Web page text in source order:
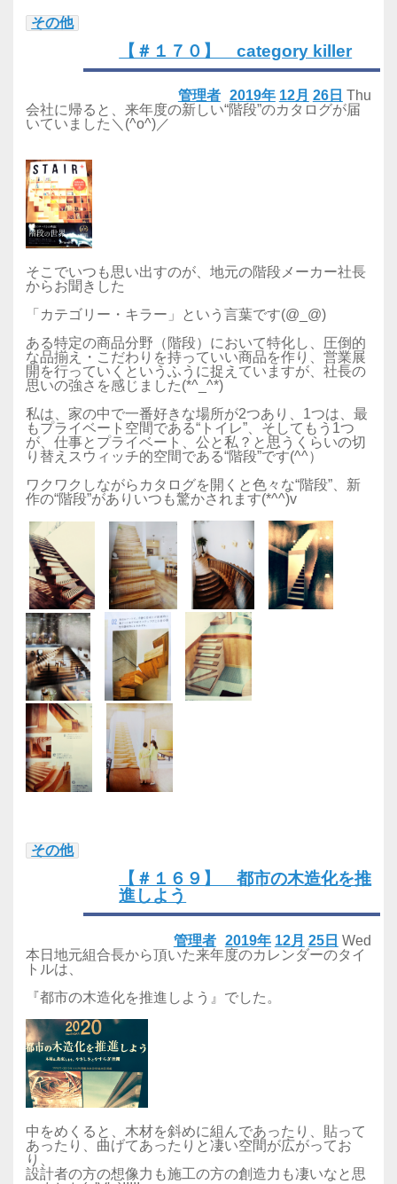
その他
【＃１７０】 category killer
2019年 12月 26日 Thu
管理者
会社に帰ると、来年度の新しい“階段”のカタログが届
いていました＼(^o^)／
そこでいつも思い出すのが、地元の階段メーカー社長
からお聞きした
「カテゴリー・キラー」という言葉です(@_@)
ある特定の商品分野（階段）において特化し、圧倒的
な品揃え・こだわりを持っていい商品を作り、営業展
開を行っていくというふうに捉えていますが、社長の
思いの強さを感じました(*^_^*)
私は、家の中で一番好きな場所が2つあり、1つは、最
もプライベート空間である“トイレ”、そしてもう1つ
が、仕事とプライベート、公と私？と思うくらいの切
り替えスウィッチ的空間である“階段”です(^^）
ワクワクしながらカタログを開くと色々な“階段”、新
作の“階段”がありいつも驚かされます(*^^)v
その他
【＃１６９】 都市の木造化を推
進しよう
2019年 12月 25日 Wed
管理者
本日地元組合長から頂いた来年度のカレンダーのタイ
トルは、
『都市の木造化を推進しよう』でした。
中をめくると、木材を斜めに組んであったり、貼って
あったり、曲げてあったりと凄い空間が広がってお
り、
設計者の方の想像力も施工の方の創造力も凄いなと思